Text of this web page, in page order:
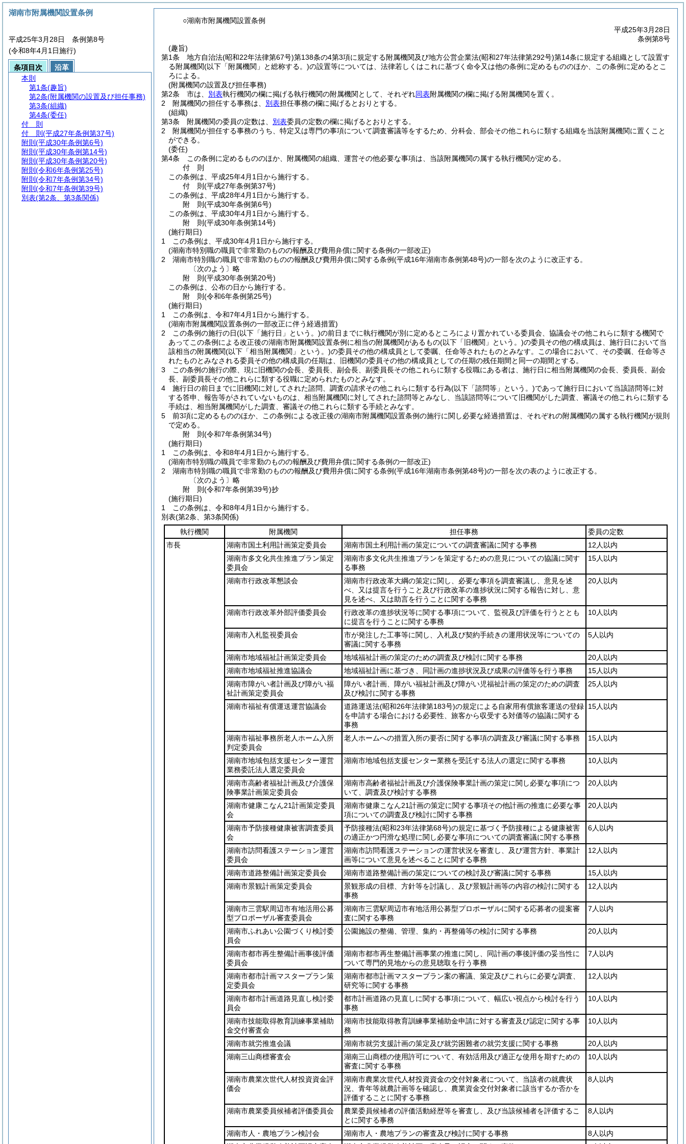
○湖南市附属機関設置条例
平成25年3月28日
条例第8号
(趣旨)
第1条
地方自治法(昭和22年法律第67号)第138条の4第3項に規定する附属機関及び地方公営企業法(昭和27年法律第292号)第14条に規定する組織として設置す
る附属機関(以下「附属機関」と総称する。)の設置等については、法律若しくはこれに基づく命令又は他の条例に定めるもののほか、この条例に定めるとこ
ろによる。
(附属機関の設置及び担任事務)
第2条
市は、 別表執行機関の欄に掲げる執行機関の附属機関として、それぞれ同表附属機関の欄に掲げる附属機関を置く。
2
附属機関の担任する事務は、 別表担任事務の欄に掲げるとおりとする。
(組織)
第3条
附属機関の委員の定数は、 別表委員の定数の欄に掲げるとおりとする。
2
附属機関が担任する事務のうち、特定又は専門の事項について調査審議等をするため、分科会、部会その他これらに類する組織を当該附属機関に置くこと
ができる。
(委任)
第4条
この条例に定めるもののほか、附属機関の組織、運営その他必要な事項は、当該附属機関の属する執行機関が定める。
付 則
この条例は、平成25年4月1日から施行する。
付 則(平成27年条例第37号)
この条例は、平成28年4月1日から施行する。
附 則(平成30年条例第6号)
この条例は、平成30年4月1日から施行する。
附 則(平成30年条例第14号)
(施行期日)
1
この条例は、平成30年4月1日から施行する。
(湖南市特別職の職員で非常勤のものの報酬及び費用弁償に関する条例の一部改正)
2
湖南市特別職の職員で非常勤のものの報酬及び費用弁償に関する条例(平成16年湖南市条例第48号)の一部を次のように改正する。
〔次のよう〕略
附 則(平成30年条例第20号)
この条例は、公布の日から施行する。
附 則(令和6年条例第25号)
(施行期日)
1
この条例は、令和7年4月1日から施行する。
(湖南市附属機関設置条例の一部改正に伴う経過措置)
2
この条例の施行の日(以下「施行日」という。)の前日までに執行機関が別に定めるところにより置かれている委員会、協議会その他これらに類する機関で
あってこの条例による改正後の湖南市附属機関設置条例に相当の附属機関があるもの(以下「旧機関」という。)の委員その他の構成員は、施行日において当
該相当の附属機関(以下「相当附属機関」という。)の委員その他の構成員として委嘱、任命等されたものとみなす。
この場合において、その委嘱、任命等さ
れたものとみなされる委員その他の構成員の任期は、旧機関の委員その他の構成員としての任期の残任期間と同一の期間とする。
3
この条例の施行の際、現に旧機関の会長、委員長、副会長、副委員長その他これらに類する役職にある者は、施行日に相当附属機関の会長、委員長、副会
長、副委員長その他これらに類する役職に定められたものとみなす。
4
施行日の前日までに旧機関に対してされた諮問、調査の請求その他これらに類する行為(以下「諮問等」という。)であって施行日において当該諮問等に対
する答申、報告等がされていないものは、相当附属機関に対してされた諮問等とみなし、当該諮問等について旧機関がした調査、審議その他これらに類する
手続は、相当附属機関がした調査、審議その他これらに類する手続とみなす。
5
前3項に定めるもののほか、この条例による改正後の湖南市附属機関設置条例の施行に関し必要な経過措置は、それぞれの附属機関の属する執行機関が規則
で定める。
附 則(令和7年条例第34号)
(施行期日)
1
この条例は、令和8年4月1日から施行する。
(湖南市特別職の職員で非常勤のものの報酬及び費用弁償に関する条例の一部改正)
2
湖南市特別職の職員で非常勤のものの報酬及び費用弁償に関する条例(平成16年湖南市条例第48号)の一部を次の表のように改正する。
〔次のよう〕略
附 則(令和7年条例第39号)抄
(施行期日)
1
この条例は、令和8年4月1日から施行する。
別表(第2条、第3条関係)
執行機関
附属機関 担任事務
委員の定数
市長
湖南市国土利用計画策定委員会 湖南市国土利用計画の策定についての調査審議に関する事務
12人以内
湖南市多文化共生推進プラン策定
委員会
湖南市多文化共生推進プランを策定するための意見についての協議に関す
る事務
15人以内
湖南市行政改革懇談会
湖南市行政改革大綱の策定に関し、必要な事項を調査審議し、意見を述
べ、又は提言を行うこと及び行政改革の進捗状況に関する報告に対し、意
見を述べ、又は助言を行うことに関する事務
20人以内
湖南市行政改革外部評価委員会
行政改革の進捗状況等に関する事項について、監視及び評価を行うととも
に提言を行うことに関する事務
10人以内
湖南市入札監視委員会
市が発注した工事等に関し、入札及び契約手続きの運用状況等についての
審議に関する事務
5人以内
湖南市地域福祉計画策定委員会 地域福祉計画の策定のための調査及び検討に関する事務
20人以内
湖南市地域福祉推進協議会
地域福祉計画に基づき、同計画の進捗状況及び成果の評価等を行う事務
15人以内
湖南市障がい者計画及び障がい福
祉計画策定委員会
障がい者計画、障がい福祉計画及び障がい児福祉計画の策定のための調査
及び検討に関する事務
25人以内
湖南市福祉有償運送運営協議会 道路運送法(昭和26年法律第183号)の規定による自家用有償旅客運送の登録
を申請する場合における必要性、旅客から収受する対価等の協議に関する
事務
15人以内
湖南市福祉事務所老人ホーム入所
判定委員会
老人ホームへの措置入所の要否に関する事項の調査及び審議に関する事務 15人以内
湖南市地域包括支援センター運営
業務委託法人選定委員会
湖南市地域包括支援センター業務を受託する法人の選定に関する事務 10人以内
湖南市高齢者福祉計画及び介護保
険事業計画策定委員会
湖南市高齢者福祉計画及び介護保険事業計画の策定に関し必要な事項につ
いて、調査及び検討する事務
20人以内
湖南市健康こなん21計画策定委員
会
湖南市健康こなん21計画の策定に関する事項その他計画の推進に必要な事
項についての調査及び検討に関する事務
20人以内
湖南市予防接種健康被害調査委員
会
予防接種法(昭和23年法律第68号)の規定に基づく予防接種による健康被害
の適正かつ円滑な処理に関し必要な事項についての調査審議に関する事務
6人以内
湖南市訪問看護ステーション運営
委員会
湖南市訪問看護ステーションの運営状況を審査し、及び運営方針、事業計
画等について意見を述べることに関する事務
12人以内
湖南市道路整備計画策定委員会 湖南市道路整備計画の策定についての検討及び審議に関する事務
15人以内
湖南市景観計画策定委員会
景観形成の目標、方針等を討議し、及び景観計画等の内容の検討に関する
事務
12人以内
湖南市三雲駅周辺市有地活用公募
型プロポーザル審査委員会
湖南市三雲駅周辺市有地活用公募型プロポーザルに関する応募者の提案審
査に関する事務
7人以内
湖南市ふれあい公園づくり検討委
員会
公園施設の整備、管理、集約・再整備等の検討に関する事務 20人以内
湖南市都市再生整備計画事後評価
委員会
湖南市都市再生整備計画事業の推進に関し、同計画の事後評価の妥当性に
ついて専門的見地からの意見聴取を行う事務
7人以内
湖南市都市計画マスタープラン策
定委員会
湖南市都市計画マスタープラン案の審議、策定及びこれらに必要な調査、
研究等に関する事務
12人以内
湖南市都市計画道路見直し検討委
員会
都市計画道路の見直しに関する事項について、幅広い視点から検討を行う
事務
10人以内
湖南市技能取得教育訓練事業補助
金交付審査会
湖南市技能取得教育訓練事業補助金申請に対する審査及び認定に関する事
務
10人以内
湖南市就労推進会議 湖南市就労支援計画の策定及び就労困難者の就労支援に関する事務
20人以内
湖南三山商標審査会
湖南三山商標の使用許可について、有効活用及び適正な使用を期すための
審査に関する事務
10人以内
湖南市農業次世代人材投資資金評
価会
湖南市農業次世代人材投資資金の交付対象者について、当該者の就農状
況、青年等就農計画等を確認し、農業資金交付対象者に該当するか否かを
評価することに関する事務
8人以内
湖南市農業委員候補者評価委員会
農業委員候補者の評価活動経歴等を審査し、及び当該候補者を評価するこ
とに関する事務
8人以内
湖南市人・農地プラン検討会 湖南市人・農地プランの審査及び検討に関する事務
8人以内
湖南市附属機関設置条例
平成25年3月28日 条例第8号
(令和8年4月1日施行)
条項目次
沿革
本則
第1条(趣旨)
第2条(附属機関の設置及び担任事務)
第3条(組織)
第4条(委任)
付 則
付 則 (平成27年条例第37号)
附則 (平成30年条例第6号)
附則 (平成30年条例第14号)
附則 (平成30年条例第20号)
附則 (令和6年条例第25号)
附則 (令和7年条例第34号)
附則 (令和7年条例第39号)
別表(第2条、第3条関係)